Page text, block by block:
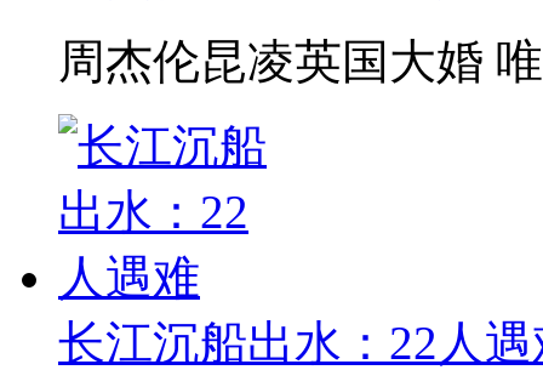
周杰伦昆凌英国大婚
长江沉船出水：22人遇